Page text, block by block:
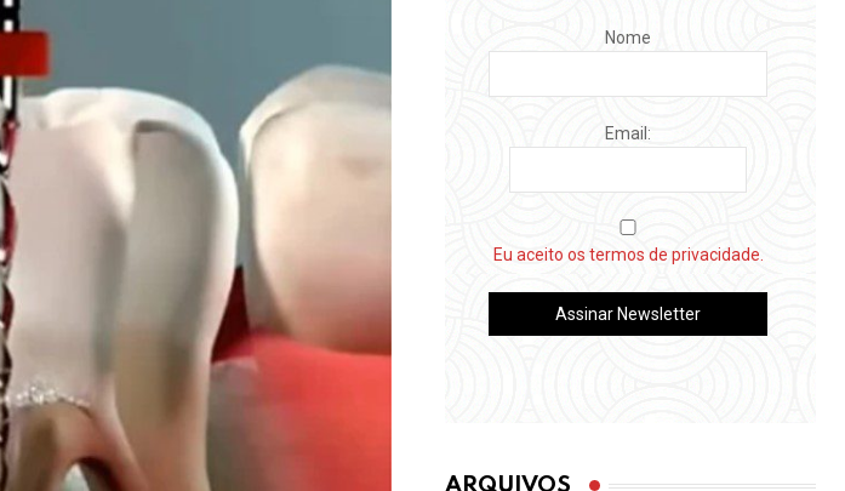
Nome
Email:
Eu aceito os termos de privacidade.
ARQUIVOS